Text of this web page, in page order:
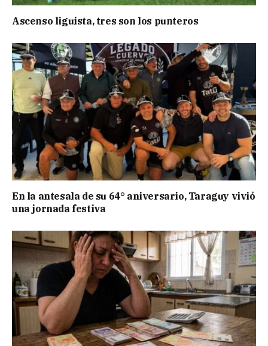
Ascenso liguista, tres son los punteros
En la antesala de su 64° aniversario, Taraguy vivió
una jornada festiva